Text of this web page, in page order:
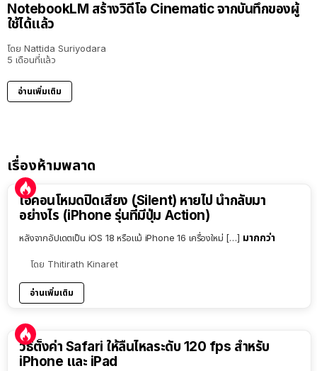
NotebookLM สร้างวิดีโอ Cinematic จากบันทึกของผู้
ใช้ได้แล้ว
โดย Nattida Suriyodara
5 เดือนที่แล้ว
อ่านเพิ่มเติม
เรื่องห้ามพลาด
ไอคอนโหมดปิดเสียง (Silent) หายไป นำกลับมา
อย่างไร (iPhone รุ่นที่มีปุ่ม Action)
หลังจากอัปเดตเป็น iOS 18 หรือแม้ iPhone 16 เครื่องใหม่ […] มากกว่า
โดย Thitirath Kinaret
อ่านเพิ่มเติม
วิธีตั้งค่า Safari ให้ลื่นไหลระดับ 120 fps สำหรับ
iPhone และ iPad